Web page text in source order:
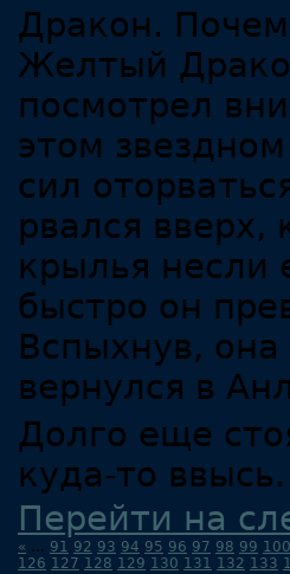
Дракон.
Желтый
посмотрел
этом
сил
рвался
крылья несли
быстро он
Вспыхнув,
вернулся в
Долго еще
куда-то ввысь.
Перейти на
« ... 91 92 93 94 95 96 97 98 99 100
126 127 128 129 130 131 132 133